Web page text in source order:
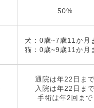
50%
犬：0歳~7歳11か月
猫：0歳~9歳11か月
通院は年22日まで
入院は年22日まで
手術は年2回まで